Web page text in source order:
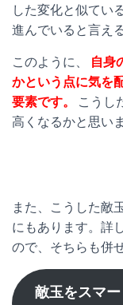
した変化と似てい
進んでいると言え
このように、
自身
かという点に気を
要素です。
こうし
高くなるかと思いま
また、こうした敵
にもあります。詳
ので、そちらも併
敵玉をスマ